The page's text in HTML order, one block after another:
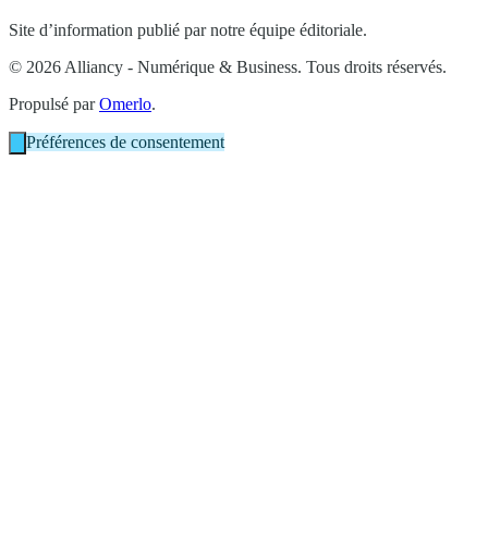
Site d’information publié par notre équipe éditoriale.
© 2026 Alliancy - Numérique & Business. Tous droits réservés.
Propulsé parOmerlo.
Préférences de consentement